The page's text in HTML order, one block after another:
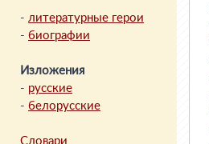
- литературные герои
- биографии
Изложения
- русские
- белорусские
Словари